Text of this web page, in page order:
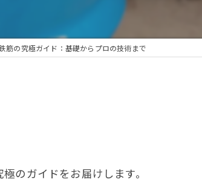
筋の究極ガイド：基礎からプロの技術まで
のガイドをお届けします。